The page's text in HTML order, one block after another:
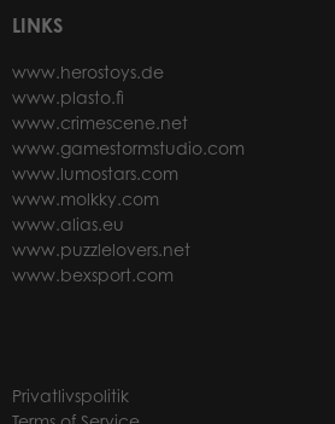
LINKS
www.herostoys.de
www.plasto.fi
www.crimescene.net
www.gamestormstudio.com
www.lumostars.com
www.molkky.com
www.alias.eu
www.puzzlelovers.net
www.bexsport.com
Privatlivspolitik